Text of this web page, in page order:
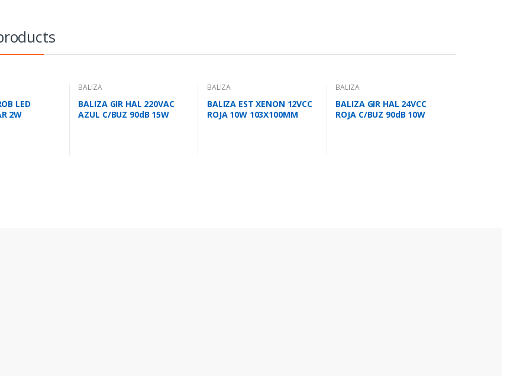
LED
2W
BALIZA
BALIZA GIR HAL 220VAC
AZUL C/BUZ 90dB 15W
BALIZA
BALIZA EST XENON 12VCC
ROJA 10W 103X100MM
BALIZA
BALIZA GIR HAL 24VCC
ROJA C/BUZ 90dB 10W